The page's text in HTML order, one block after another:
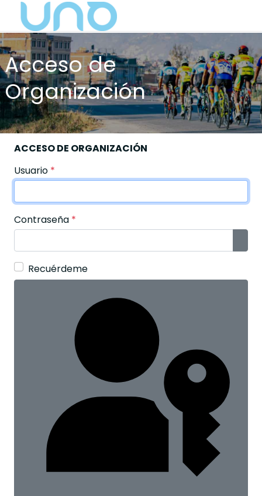
Acceso de
Organización
ACCESO DE ORGANIZACIÓN
Usuario *
Contraseña *
Recuérdeme